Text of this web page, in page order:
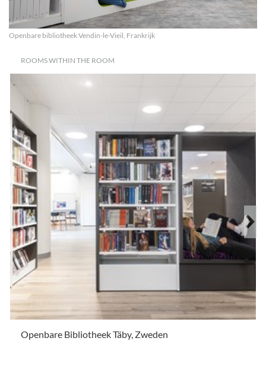
Openbare bibliotheek Vendin-le-Vieil, Frankrijk
ROOMS WITHIN THE ROOM
Openbare Bibliotheek Täby, Zweden